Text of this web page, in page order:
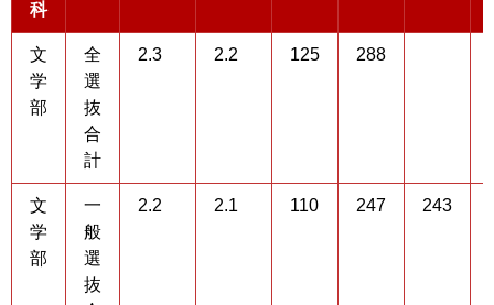
科
文
学
部
全
選
抜
合
計
2.3 2.2 125 288
文
学
部
一
般
選
抜
2.2 2.1 110 247 243